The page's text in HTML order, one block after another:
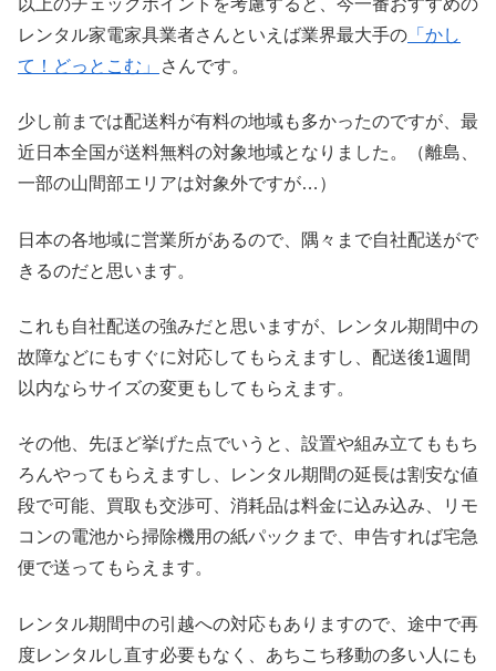
レンタル家電家具業者さんといえば業界最大手の 「かし
て！どっとこむ」
さんです。
少し前までは配送料が有料の地域も多かったのですが、最
近日本全国が送料無料の対象地域となりました。（離島、
一部の山間部エリアは対象外ですが…）
日本の各地域に営業所があるので、隅々まで自社配送がで
きるのだと思います。
これも自社配送の強みだと思いますが、レンタル期間中の
故障などにもすぐに対応してもらえますし、配送後1週間
以内ならサイズの変更もしてもらえます。
その他、先ほど挙げた点でいうと、設置や組み立てももち
ろんやってもらえますし、レンタル期間の延長は割安な値
段で可能、買取も交渉可、消耗品は料金に込み込み、リモ
コンの電池から掃除機用の紙パックまで、申告すれば宅急
便で送ってもらえます。
レンタル期間中の引越への対応もありますので、途中で再
度レンタルし直す必要もなく、あちこち移動の多い人にも